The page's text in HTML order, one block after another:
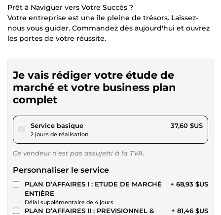
Prêt à Naviguer vers Votre Succès ?
Votre entreprise est une île pleine de trésors. Laissez-
nous vous guider. Commandez dès aujourd'hui et ouvrez
les portes de votre réussite.
Je vais rédiger votre étude de
marché et votre business plan
complet
Service basiquepour 34,65 $US
2 jours de réalisation
37,60 $US
Ce vendeur n’est pas assujetti à la TVA.
Personnaliser le service
PLAN D’AFFAIRES I : ETUDE DE MARCHÉ
ENTIÈRE
Délai supplémentaire de 4 jours
+ 68,93 $US
PLAN D’AFFAIRES II : PREVISIONNEL &
+ 81,46 $US